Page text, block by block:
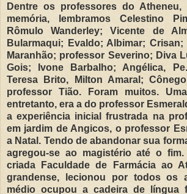
Dentre os professores do
memória, lembramos Celestino
Rômulo Wanderley; Vicente de
Bularmaqui; Evaldo; Albimar;
Maranhão; professor Severino; Diva
Gois; Ivone Barbalho; Angélica,
Teresa Brito, Milton Amaral;
professor Tião. Foram muitos.
entretanto, era a do professor
a experiência inicial frustrada na
em jardim de Angicos, o professor
a Natal. Tendo de abandonar sua
agregou-se ao magistério até o
criada Faculdade de Farmácia ao
grandense, lecionou por todos os
médio ocupou a cadeira de língua